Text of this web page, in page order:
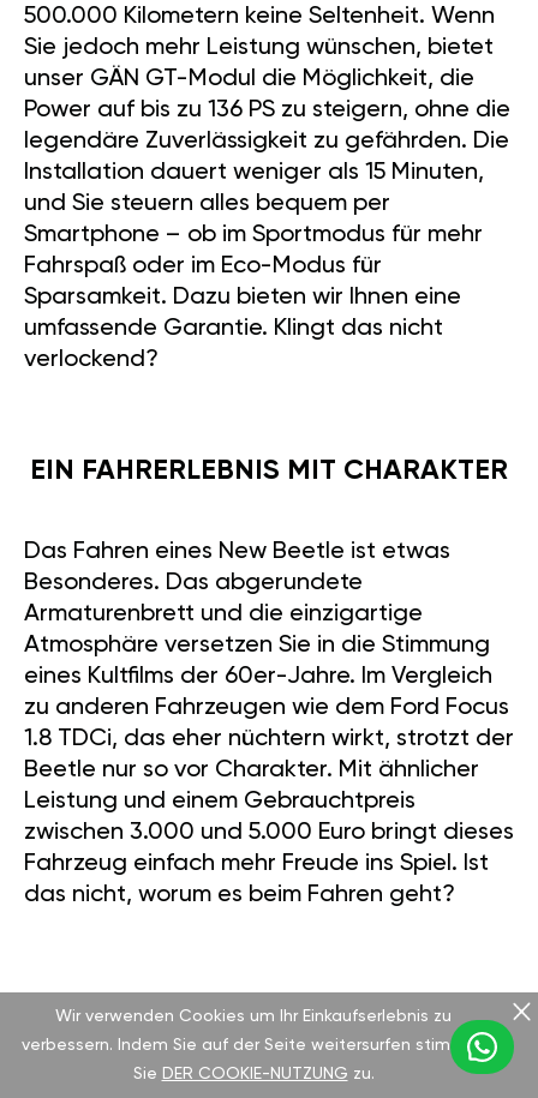
500.000 Kilometern keine Seltenheit. Wenn
Sie jedoch mehr Leistung wünschen, bietet
unser GÄN GT-Modul die Möglichkeit, die
Power auf bis zu 136 PS zu steigern, ohne die
legendäre Zuverlässigkeit zu gefährden. Die
Installation dauert weniger als 15 Minuten,
und Sie steuern alles bequem per
Smartphone – ob im Sportmodus für mehr
Fahrspaß oder im Eco-Modus für
Sparsamkeit. Dazu bieten wir Ihnen eine
umfassende Garantie. Klingt das nicht
verlockend?
EIN FAHRERLEBNIS MIT CHARAKTER
Das Fahren eines New Beetle ist etwas
Besonderes. Das abgerundete
Armaturenbrett und die einzigartige
Atmosphäre versetzen Sie in die Stimmung
eines Kultfilms der 60er-Jahre. Im Vergleich
zu anderen Fahrzeugen wie dem Ford Focus
1.8 TDCi, das eher nüchtern wirkt, strotzt der
Beetle nur so vor Charakter. Mit ähnlicher
Leistung und einem Gebrauchtpreis
zwischen 3.000 und 5.000 Euro bringt dieses
Fahrzeug einfach mehr Freude ins Spiel. Ist
das nicht, worum es beim Fahren geht?
EIN KULTOBJEKT MIT GESCHICHTE
Über 1,2 Millionen Exemplare wurden
Wir verwenden Cookies um Ihr Einkaufserlebnis zu
verbessern. Indem Sie auf der Seite weitersurfen stimmen
Sie DER COOKIE-NUTZUNG zu.